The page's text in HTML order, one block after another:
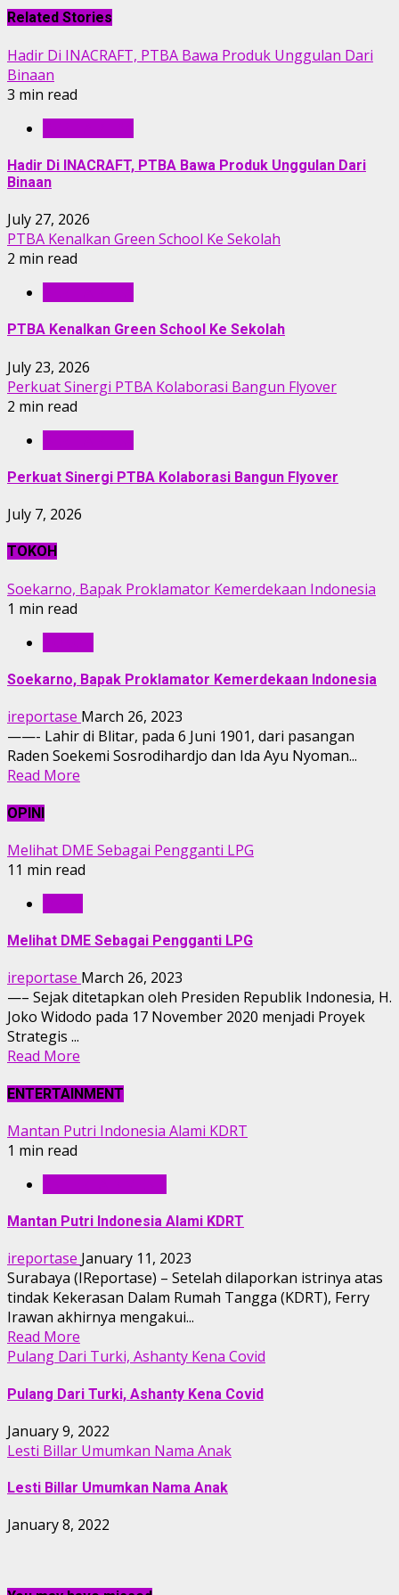
Related Stories
Hadir Di INACRAFT, PTBA Bawa Produk Unggulan Dari
Binaan
3 min read
Hadir Di INACRAFT, PTBA Bawa Produk Unggulan Dari
Binaan
July 27, 2026
PTBA Kenalkan Green School Ke Sekolah
2 min read
PTBA Kenalkan Green School Ke Sekolah
July 23, 2026
Perkuat Sinergi PTBA Kolaborasi Bangun Flyover
2 min read
Perkuat Sinergi PTBA Kolaborasi Bangun Flyover
July 7, 2026
TOKOH
Soekarno, Bapak Proklamator Kemerdekaan Indonesia
1 min read
Soekarno, Bapak Proklamator Kemerdekaan Indonesia
ireportase March 26, 2023
——- Lahir di Blitar, pada 6 Juni 1901, dari pasangan
Raden Soekemi Sosrodihardjo dan Ida Ayu Nyoman...
Read More
OPINI
Melihat DME Sebagai Pengganti LPG
11 min read
Melihat DME Sebagai Pengganti LPG
ireportase March 26, 2023
—– Sejak ditetapkan oleh Presiden Republik Indonesia, H.
Joko Widodo pada 17 November 2020 menjadi Proyek
Strategis ...
Read More
ENTERTAINMENT
Mantan Putri Indonesia Alami KDRT
1 min read
Mantan Putri Indonesia Alami KDRT
ireportase January 11, 2023
Surabaya (IReportase) – Setelah dilaporkan istrinya atas
tindak Kekerasan Dalam Rumah Tangga (KDRT), Ferry
Irawan akhirnya mengakui...
Read More
Pulang Dari Turki, Ashanty Kena Covid
Pulang Dari Turki, Ashanty Kena Covid
January 9, 2022
Lesti Billar Umumkan Nama Anak
Lesti Billar Umumkan Nama Anak
January 8, 2022